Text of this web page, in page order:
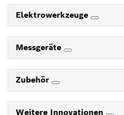
Elektrowerkzeuge
Messgeräte
Zubehör
Weitere Innovationen